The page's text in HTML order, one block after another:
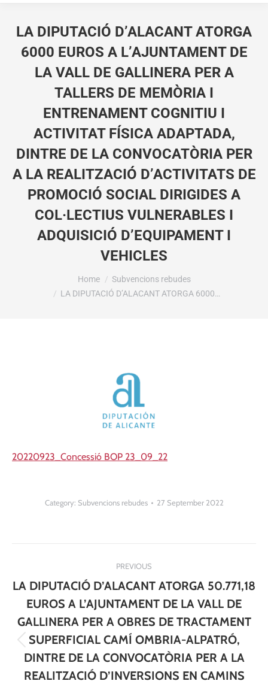
LA DIPUTACIÓ D’ALACANT ATORGA
6000 EUROS A L’AJUNTAMENT DE
LA VALL DE GALLINERA PER A
TALLERS DE MEMÒRIA I
ENTRENAMENT COGNITIU I
ACTIVITAT FÍSICA ADAPTADA,
DINTRE DE LA CONVOCATÒRIA PER
A LA REALITZACIÓ D’ACTIVITATS DE
PROMOCIÓ SOCIAL DIRIGIDES A
COL·LECTIUS VULNERABLES I
ADQUISICIÓ D’EQUIPAMENT I
VEHICLES
Home
Subvencions rebudes
LA DIPUTACIÓ D’ALACANT ATORGA 6000…
20220923_Concessió BOP 23_09_22
Category: Subvencions rebudes 27 September 2022
navigation
PREVIOUS
Previous
post:
LA DIPUTACIÓ D’ALACANT ATORGA 50.771,18
EUROS A L’AJUNTAMENT DE LA VALL DE
GALLINERA PER A OBRES DE TRACTAMENT
SUPERFICIAL CAMÍ OMBRIA-ALPATRÓ,
DINTRE DE LA CONVOCATÒRIA PER A LA
REALITZACIÓ D’INVERSIONS EN CAMINS